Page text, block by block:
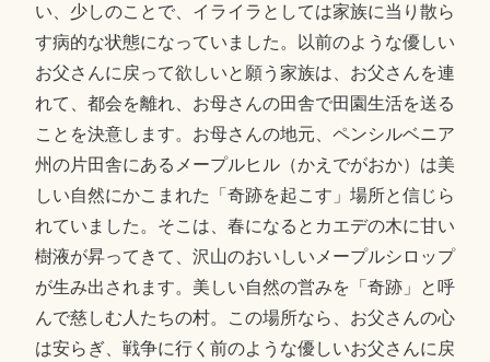
い、少しのことで、イライラとしては家族に当り散ら
す病的な状態になっていました。以前のような優しい
お父さんに戻って欲しいと願う家族は、お父さんを連
れて、都会を離れ、お母さんの田舎で田園生活を送る
ことを決意します。お母さんの地元、ペンシルベニア
州の片田舎にあるメープルヒル（かえでがおか）は美
しい自然にかこまれた「奇跡を起こす」場所と信じら
れていました。そこは、春になるとカエデの木に甘い
樹液が昇ってきて、沢山のおいしいメープルシロップ
が生み出されます。美しい自然の営みを「奇跡」と呼
んで慈しむ人たちの村。この場所なら、お父さんの心
は安らぎ、戦争に行く前のような優しいお父さんに戻